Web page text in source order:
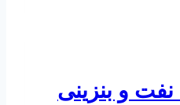
و بنزینی